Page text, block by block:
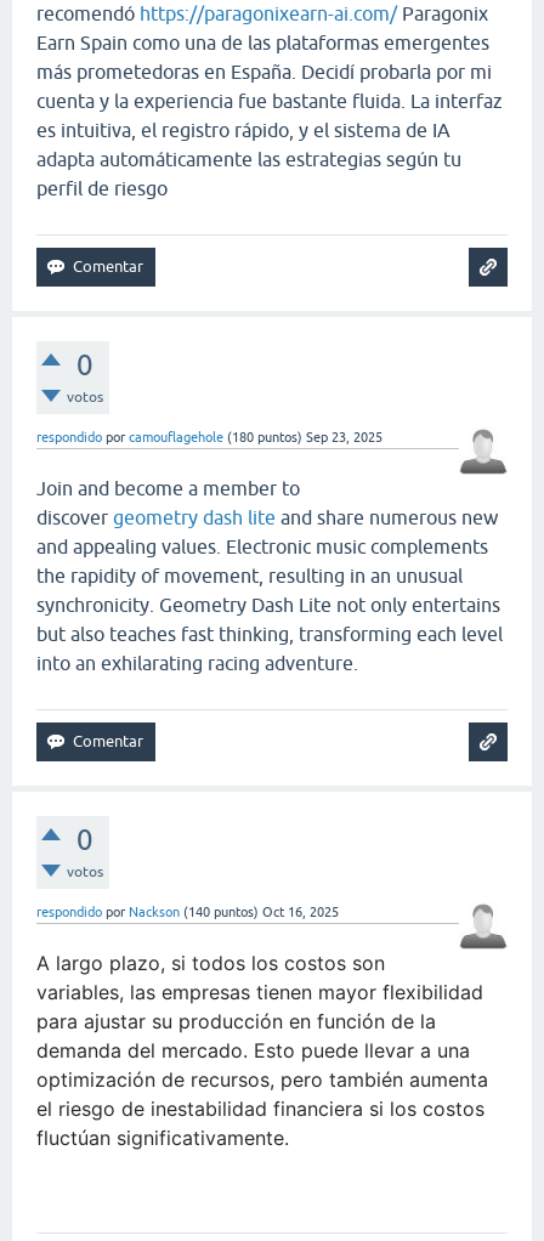
recomendó https://paragonixearn-ai.com/Paragonix
Earn Spain como una de las plataformas emergentes
más prometedoras en España. Decidí probarla por mi
cuenta y la experiencia fue bastante fluida. La interfaz
es intuitiva, el registro rápido, y el sistema de IA
adapta automáticamente las estrategias según tu
perfil de riesgo
0
votos
respondido por camouflagehole (180 puntos) Sep 23, 2025
Join and become a member to
discover geometry dash lite and share numerous new
and appealing values. Electronic music complements
the rapidity of movement, resulting in an unusual
synchronicity. Geometry Dash Lite not only entertains
but also teaches fast thinking, transforming each level
into an exhilarating racing adventure.
0
votos
respondido por Nackson (140 puntos) Oct 16, 2025
A largo plazo, si todos los costos son
variables, las empresas tienen mayor flexibilidad
para ajustar su producción en función de la
demanda del mercado. Esto puede llevar a una
optimización de recursos, pero también aumenta
el riesgo de inestabilidad financiera si los costos
fluctúan significativamente.